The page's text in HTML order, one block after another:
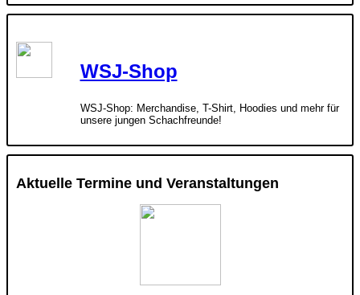
WSJ-Shop
WSJ-Shop: Merchandise, T-Shirt, Hoodies und mehr für
unsere jungen Schachfreunde!
Aktuelle Termine und Veranstaltungen